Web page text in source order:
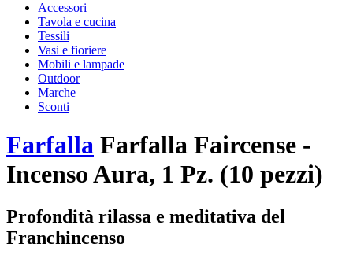
Accessori
Tavola e cucina
Tessili
Vasi e fioriere
Mobili e lampade
Outdoor
Marche
Sconti
Farfalla Farfalla Faircense -
Incenso Aura, 1 Pz. (10 pezzi)
Profondità rilassa e meditativa del
Franchincenso